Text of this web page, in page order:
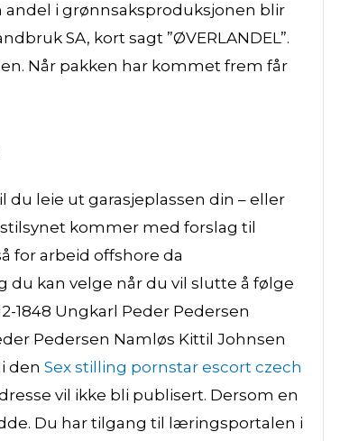
andel i grønnsaksproduksjonen blir
SA, kort sagt ”ØVERLANDEL”.
Når pakken har kommet frem får
leie ut garasjeplassen din – eller
kommer med forslag til
for arbeid offshore da
du kan velge når du vil slutte å følge
1848 Ungkarl Peder Pedersen
Pedersen Namløs Kittil Johnsen
den Sex stilling pornstar escort czech
vil ikke bli publisert. Dersom en
Du har tilgang til læringsportalen i